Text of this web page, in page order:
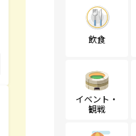
飲食
イベント・
観戦